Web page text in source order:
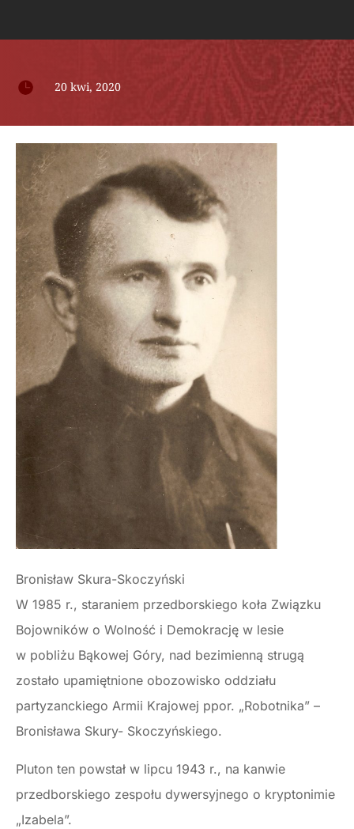
 20 kwi, 2020
Bronisław Skura-Skoczyński
W 1985 r., staraniem przedborskiego koła Związku
Bojowników o Wolność i Demokrację w lesie
w pobliżu Bąkowej Góry, nad bezimienną strugą
zostało upamiętnione obozowisko oddziału
partyzanckiego Armii Krajowej ppor. „Robotnika” –
Bronisława Skury- Skoczyńskiego.
Pluton ten powstał w lipcu 1943 r., na kanwie
przedborskiego zespołu dywersyjnego o kryptonimie
„Izabela”.